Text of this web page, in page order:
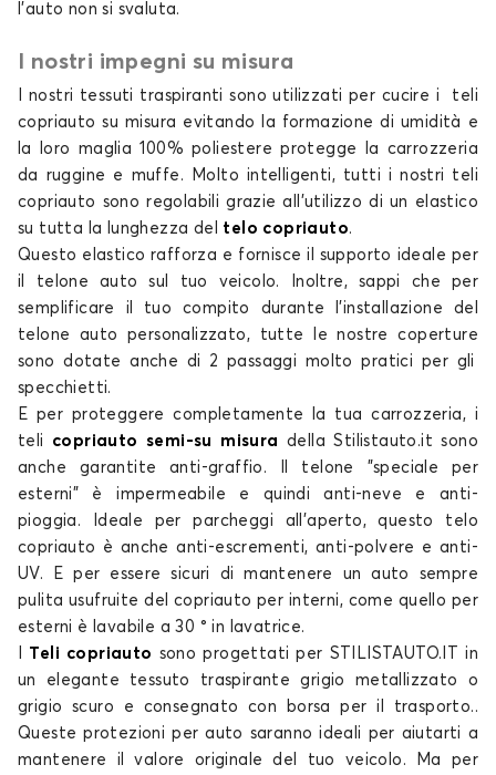
Telo copriauto per TOYOTA CAMRY
CELICA
Telo copriauto per TOYOTA CELICA
Telo copriauto per TOYOTA COROLLA
GR86
l’auto non si svaluta.
I nostri impegni su misura
I nostri tessuti traspiranti sono utilizzati per cucire i teli
copriauto su misura evitando la formazione di umidità e
la loro maglia 100% poliestere protegge la carrozzeria
da ruggine e muffe. Molto intelligenti, tutti i nostri teli
copriauto sono regolabili grazie all'utilizzo di un elastico
su tutta la lunghezza del telo copriauto.
Questo elastico rafforza e fornisce il supporto ideale per
il telone auto
sul tuo veicolo. Inoltre, sappi che per
semplificare il tuo compito durante l'installazione del
telone auto personalizzato, tutte le nostrecoperture
sono dotate anche di 2 passaggi molto pratici per gli
specchietti.
E per proteggere completamente la tua carrozzeria, i
teli copriauto semi-su misura della Stilistauto.it sono
anche garantite anti-graffio. Il telone
"speciale per
esterni" è impermeabile e quindi anti-neve e anti-
pioggia. Ideale per parcheggi all'aperto, questo telo
copriauto è anche anti-escrementi, anti-polvere e anti-
UV. E per essere sicuri di mantenere un auto sempre
pulita usufruite del copriauto per interni, come quello per
esterni è lavabile a 30 ° in lavatrice.
Teli copriauto sono progettati per STILISTAUTO.IT in
un elegante tessuto traspirante grigio metallizzato o
grigio scuro e consegnato con borsa per il trasporto..
Queste protezioni per auto saranno ideali per aiutarti a
mantenere il valore originale del tuo veicolo . Ma per